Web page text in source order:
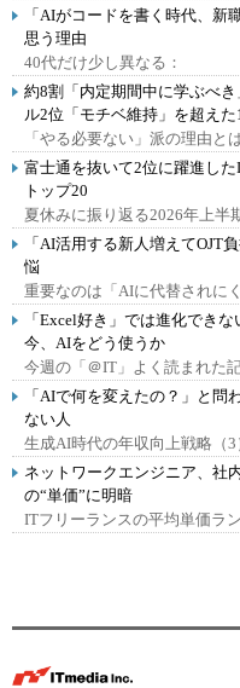
「AIがコードを書く時代、
思う理由
40代だけ少し異なる：
約8割「内定期間中に学ぶべ
ル2位「モチベ維持」を超えた
「やる必要ない」派の理由と
富士通を抜いて2位に躍進し
トップ20
夏休みに振り返る2026年上半
「AI活用する新人増えて
悩
重要なのは「AIに代替されに
「Excel好き」では進化でき
今、AIをどう使うか
今週の「＠IT」よく読まれた記
「AIで何を変えたの？」と問
ない人
生成AI時代の年収向上戦略（3
ネットワークエンジニア、社
の“単価”に明暗
ITフリーランスの平均単価ラ